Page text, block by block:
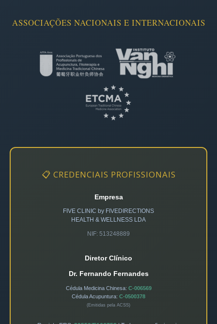
ASSOCIAÇÕES NACIONAIS E INTERNACIONAIS
📋 CREDENCIAIS PROFISSIONAIS
Empresa
FIVE CLINIC by FIVEDIRECTIONS
HEALTH & WELLNESS LDA
NIF: 513248889
Diretor Clínico
Dr. Fernando Fernandes
Cédula Medicina Chinesa: C-006569
Cédula Acupuntura: C-0500378
(Emitidas pela ACSS)